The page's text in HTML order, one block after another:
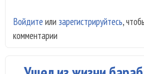
Войдите или зарегистрируйтесь,
комментарии